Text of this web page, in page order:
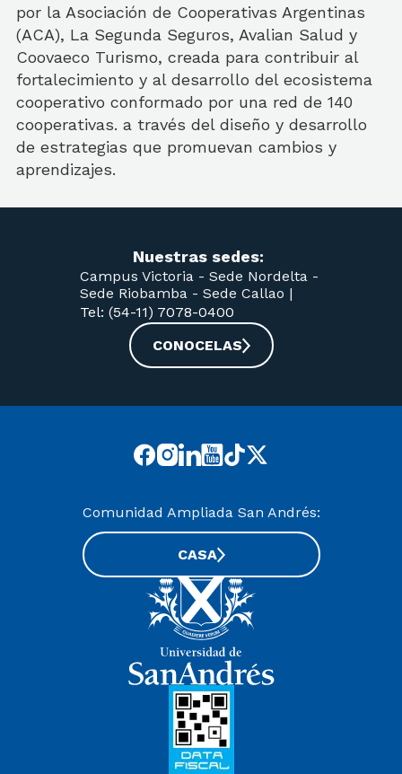
por la Asociación de Cooperativas Argentinas
(ACA), La Segunda Seguros, Avalian Salud y
Coovaeco Turismo, creada para contribuir al
fortalecimiento y al desarrollo del ecosistema
cooperativo conformado por una red de 140
cooperativas. a través del diseño y desarrollo
de estrategias que promuevan cambios y
aprendizajes.
Nuestras sedes:
Campus Victoria - Sede Nordelta -
Sede Riobamba - Sede Callao |
Tel: (54-11) 7078-0400
CONOCELAS
Comunidad Ampliada San Andrés:
CASA